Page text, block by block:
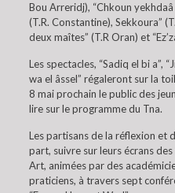
Bou Arreridj), “Chkoun yekhdaâ
(T.R. Constantine), Sekkoura”
deux maîtes” (T.R Oran) et
Les spectacles, “Sadiq el bi a”,
wa el âssel” régaleront sur la
8 mai prochain le public des
lire sur le programme du Tna.
Les partisans de la réflexion et
part, suivre sur leurs écrans
Art, animées par des
praticiens, à travers sept